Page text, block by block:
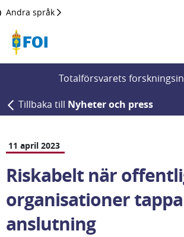
Till innehållet
Andra språk
Totalförsvarets
Tillbaka till Nyheter och press
11 april 2023
Riskabelt när
organisationer
anslutning